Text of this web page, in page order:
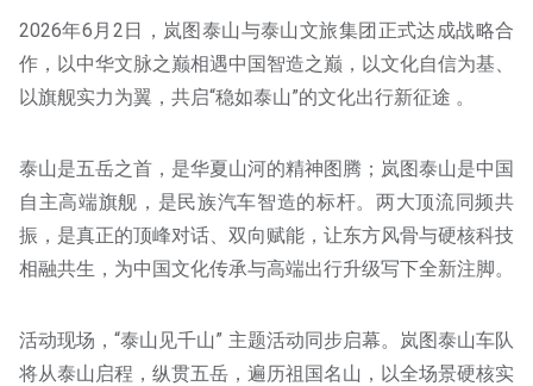
2026年6月2日，岚图泰山与泰山文旅集团正式达成战略合
作，以中华文脉之巅相遇中国智造之巅，以文化自信为基、
以旗舰实力为翼，共启“稳如泰山”的文化出行新征途 。
泰山是五岳之首，是华夏山河的精神图腾；岚图泰山是中国
自主高端旗舰，是民族汽车智造的标杆。两大顶流同频共
振，是真正的顶峰对话、双向赋能，让东方风骨与硬核科技
相融共生，为中国文化传承与高端出行升级写下全新注脚。
活动现场，“泰山见千山” 主题活动同步启幕。岚图泰山车队
将从泰山启程，纵贯五岳，遍历祖国名山，以全场景硬核实